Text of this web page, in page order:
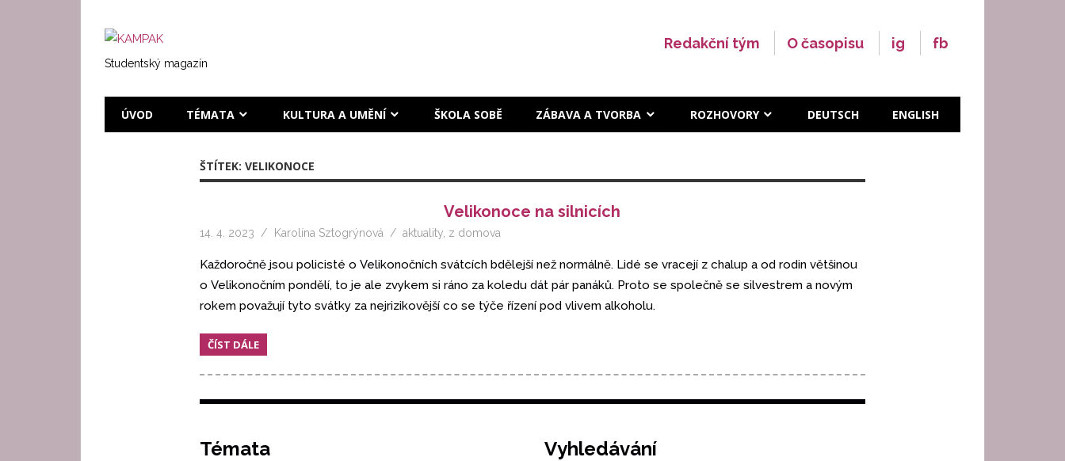
Studentský magazín
Redakční tým O časopisu ig fb
ÚVOD TÉMATA KULTURA A UMĚNÍ ŠKOLA SOBĚ ZÁBAVA A TVORBA ROZHOVORY DEUTSCH ENGLISH
ŠTÍTEK: VELIKONOCE
Velikonoce na silnicích
14. 4. 2023 Karolína Sztogrýnová aktuality z domova
Každoročně jsou policisté o Velikonočních svátcích bdělejší než normálně. Lidé se vracejí z chalup a od rodin většinou
o Velikonočním pondělí, to je ale zvykem si ráno za koledu dát pár panáků. Proto se společně se silvestrem a novým
rokem považují tyto svátky za nejrizikovější co se týče řízení pod vlivem alkoholu.
ČÍST DÁLE
Témata Vyhledávání